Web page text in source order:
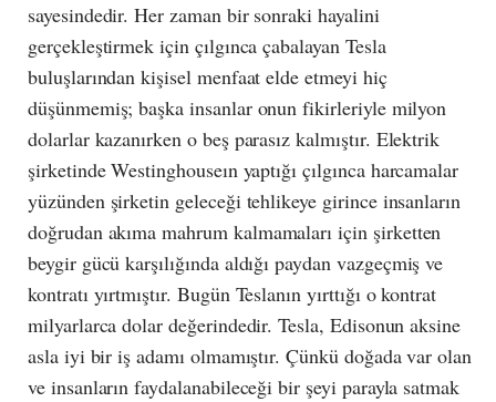
sayesindedir. Her zaman bir sonraki hayalini
gerçekleştirmek için çılgınca çabalayan Tesla
buluşlarından kişisel menfaat elde etmeyi hiç
düşünmemiş; başka insanlar onun fikirleriyle milyon
dolarlar kazanırken o beş parasız kalmıştır. Elektrik
şirketinde Westinghouseın yaptığı çılgınca harcamalar
yüzünden şirketin geleceği tehlikeye girince insanların
doğrudan akıma mahrum kalmamaları için şirketten
beygir gücü karşılığında aldığı paydan vazgeçmiş ve
kontratı yırtmıştır. Bugün Teslanın yırttığı o kontrat
milyarlarca dolar değerindedir. Tesla, Edisonun aksine
asla iyi bir iş adamı olmamıştır. Çünkü doğada var olan
ve insanların faydalanabileceği bir şeyi parayla satmak